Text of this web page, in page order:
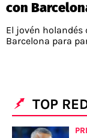
con
El jovén holandés
Barcelona para
TOP